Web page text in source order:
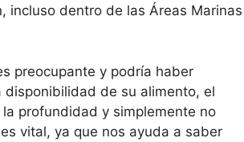
incluso dentro de las Áreas Marinas
preocupante y podría haber
de su alimento, el
profundidad y simplemente no
vital, ya que nos ayuda a saber